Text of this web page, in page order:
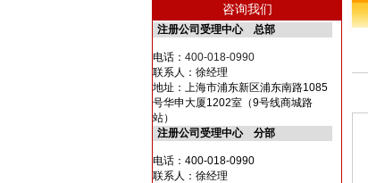
咨询我们
注册公司受理中心 总部
电话： 400-018-0990
联系人：徐经理
地址：上海市浦东新区浦东南路1085
号华申大厦1202室（9号线商城路
站）
注册公司受理中心 分部
电话：400-018-0990
联系人：徐经理